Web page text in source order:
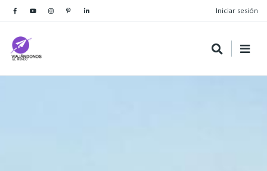
Iniciar sesión